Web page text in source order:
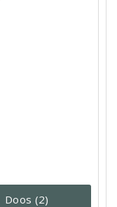
Doos (2)